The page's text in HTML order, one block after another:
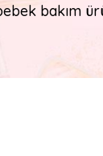
bakım